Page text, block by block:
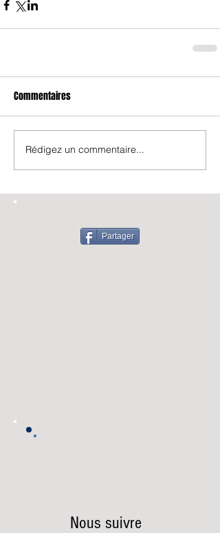
Commentaires
Rédigez un commentaire...
Partager
Nous suivre